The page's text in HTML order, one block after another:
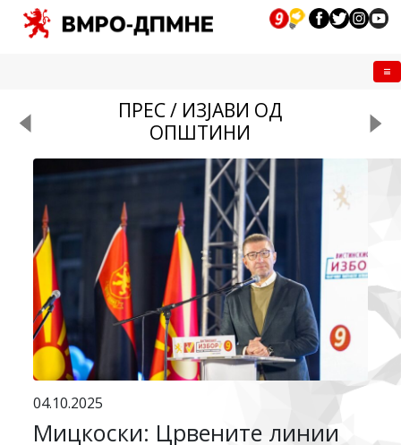
ПРЕС / ИЗЈАВИ ОД
ОПШТИНИ
04.10.2025
Мицкоски: Црвените линии